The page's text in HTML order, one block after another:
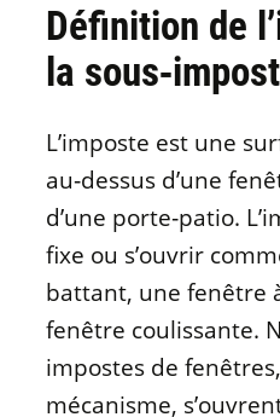
Définition de
la
L’imposte est une
au‑dessus d’une
d’une porte‑patio.
fixe ou s’ouvrir
battant, une fenêtre
fenêtre coulissante.
impostes de
mécanisme,